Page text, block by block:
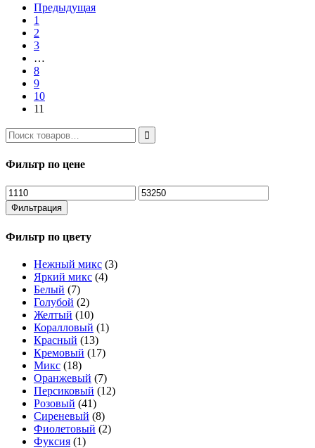
Предыдущая
1
2
3
…
8
9
10
11
Фильтр по цене
Минимальная
цена
Максимальная
цена
Фильтрация
Фильтр по цвету
Нежный микс (3)
Яркий микс (4)
Белый (7)
Голубой (2)
Желтый (10)
Коралловый (1)
Красный (13)
Кремовый (17)
Микс (18)
Оранжевый (7)
Персиковый (12)
Розовый (41)
Сиреневый (8)
Фиолетовый (2)
Фуксия (1)